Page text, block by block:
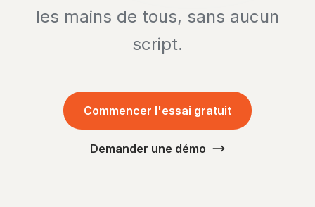
les mains de tous, sans aucun
script.
Commencer l'essai gratuit
Demander une démo